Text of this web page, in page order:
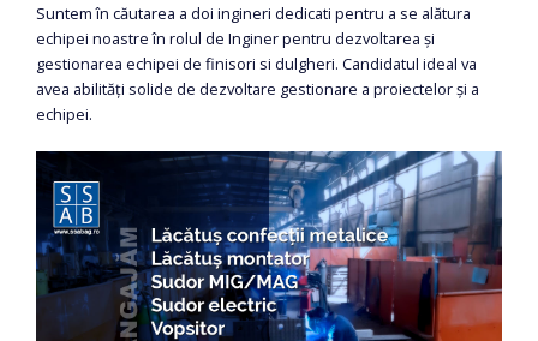
Suntem în căutarea a doi ingineri dedicati pentru a se alătura
echipei noastre în rolul de Inginer pentru dezvoltarea și
gestionarea echipei de finisori si dulgheri. Candidatul ideal va
avea abilități solide de dezvoltare gestionare a proiectelor și a
echipei.